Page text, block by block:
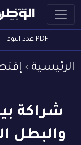
PDF عدد اليوم
الرئيسية
شراكة
والبطل